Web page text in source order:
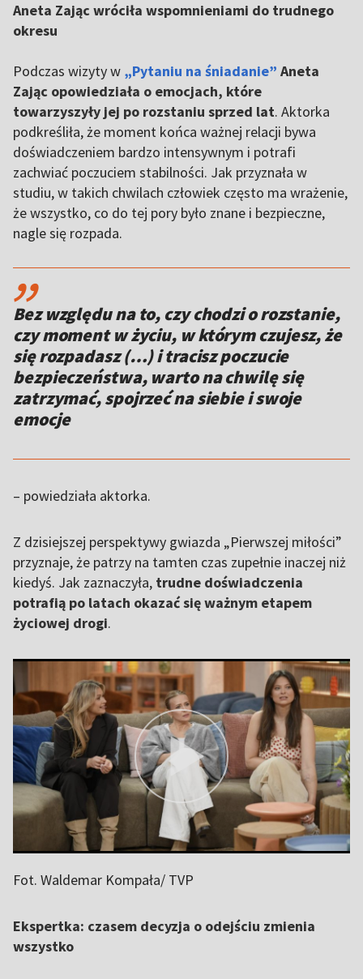
Aneta Zając wróciła wspomnieniami do trudnego
okresu
Podczas wizyty w „Pytaniu na śniadanie” Aneta
Zając opowiedziała o emocjach, które
towarzyszyły jej po rozstaniu sprzed lat. Aktorka
podkreśliła, że moment końca ważnej relacji bywa
doświadczeniem bardzo intensywnym i potrafi
zachwiać poczuciem stabilności. Jak przyznała w
studiu, w takich chwilach człowiek często ma wrażenie,
że wszystko, co do tej pory było znane i bezpieczne,
nagle się rozpada.
,,
Bez względu na to, czy chodzi o rozstanie,
czy moment w życiu, w którym czujesz, że
się rozpadasz (…) i tracisz poczucie
bezpieczeństwa, warto na chwilę się
zatrzymać, spojrzeć na siebie i swoje
emocje
– powiedziała aktorka.
Z dzisiejszej perspektywy gwiazda „Pierwszej miłości”
przyznaje, że patrzy na tamten czas zupełnie inaczej niż
kiedyś. Jak zaznaczyła, trudne doświadczenia
potrafią po latach okazać się ważnym etapem
życiowej drogi.
Fot. Waldemar Kompała/ TVP
Ekspertka: czasem decyzja o odejściu zmienia
wszystko